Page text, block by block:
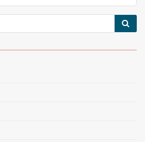
नेपाली काँग्रेस सभापति गगन थापालाई
सुनसरीका कार्यकर्ताको आग्रह